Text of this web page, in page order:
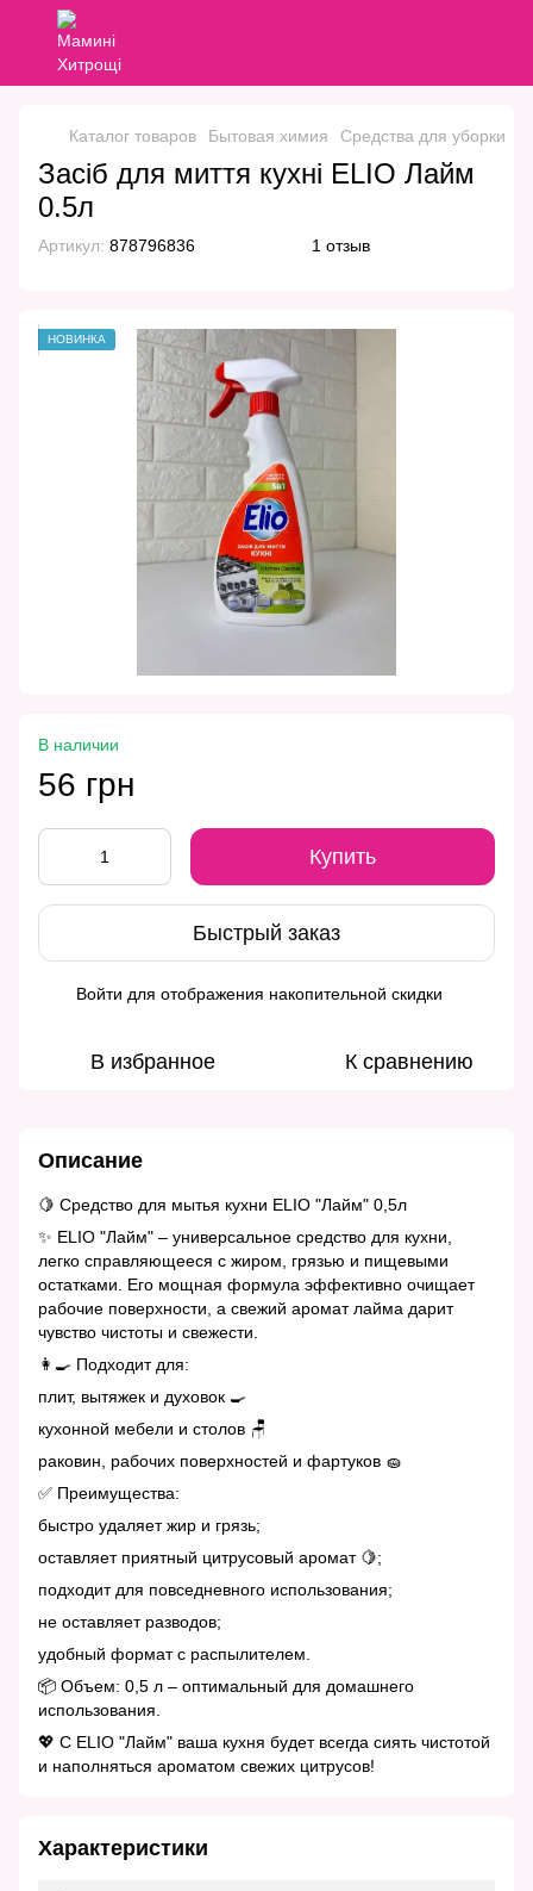
Каталог товаров Бытовая химия Средства для уборки
Засіб для миття кухні ELIO Лайм
0.5л
Артикул: 878796836 1 отзыв
НОВИНКА
В наличии
56 грн
Купить
Быстрый заказ
Войти для отображения накопительной скидки
В избранное К сравнению
Описание
🍋 Средство для мытья кухни ELIO "Лайм" 0,5л
✨ ELIO "Лайм" – универсальное средство для кухни,
легко справляющееся с жиром, грязью и пищевыми
остатками. Его мощная формула эффективно очищает
рабочие поверхности, а свежий аромат лайма дарит
чувство чистоты и свежести.
👩‍🍳 Подходит для:
плит, вытяжек и духовок 🍳
кухонной мебели и столов 🪑
раковин, рабочих поверхностей и фартуков 🧽
✅ Преимущества:
быстро удаляет жир и грязь;
оставляет приятный цитрусовый аромат 🍋;
подходит для повседневного использования;
не оставляет разводов;
удобный формат с распылителем.
📦 Объем: 0,5 л – оптимальный для домашнего
использования.
💖 С ELIO "Лайм" ваша кухня будет всегда сиять чистотой
и наполняться ароматом свежих цитрусов!
Характеристики